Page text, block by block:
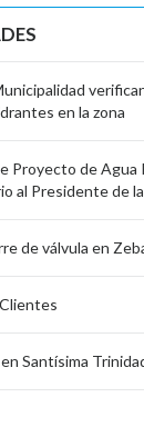
en la zona
Proyecto de Agua
al Presidente de
de válvula en
Santísima